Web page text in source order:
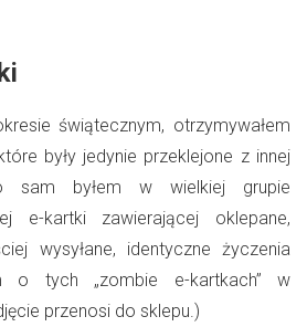
świątecznym, otrzymywałem
były jedynie przeklejone z innej
sam byłem w wielkiej grupie
e-kartki zawierającej oklepane,
wysyłane, identyczne życzenia
o tych „zombie e-kartkach” w
przenosi do sklepu.)